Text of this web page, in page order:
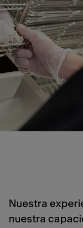
Nuestra
nuestra